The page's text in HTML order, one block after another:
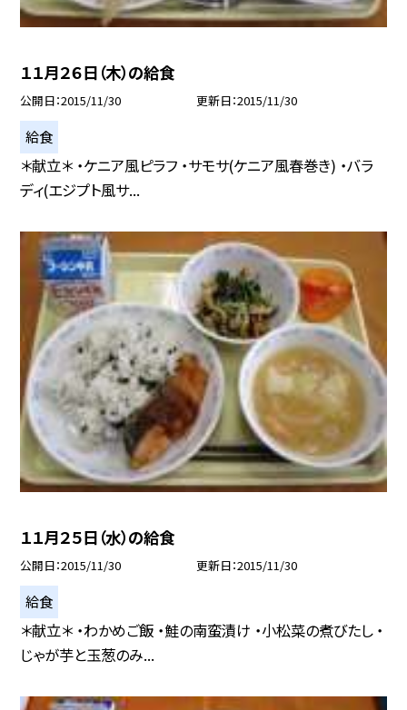
１１月２６日（木）の給食
公開日 2015/11/30 更新日 2015/11/30
給食
＊献立＊ ・ケニア風ピラフ ・サモサ(ケニア風春巻き) ・バラ
ディ(エジプト風サ...
１１月２５日（水）の給食
公開日 2015/11/30 更新日 2015/11/30
給食
＊献立＊ ・わかめご飯 ・鮭の南蛮漬け ・小松菜の煮びたし ・
じゃが芋と玉葱のみ...